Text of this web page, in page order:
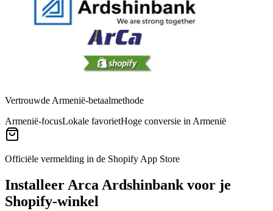
Vertrouwde Armenië-betaalmethode
Armenië-focusLokale favorietHoge conversie in Armenië
Officiële vermelding in de Shopify App Store
Installeer Arca Ardshinbank voor je
Shopify-winkel